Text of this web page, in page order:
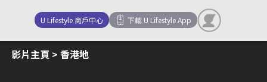
U Lifestyle 商戶中心 下載 U Lifestyle App
影片主頁 > 香港地